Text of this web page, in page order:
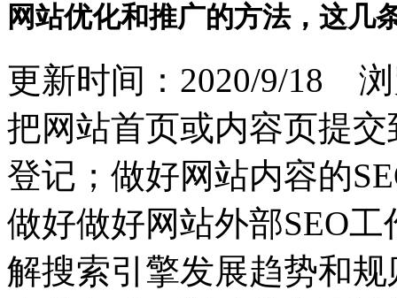
网站优化和推广的方法，这几
更新时间：2020/9/18
把网站首页或内容页提
登记；做好网站内容的
做好做好网站外部SEO
解搜索引擎发展趋势和